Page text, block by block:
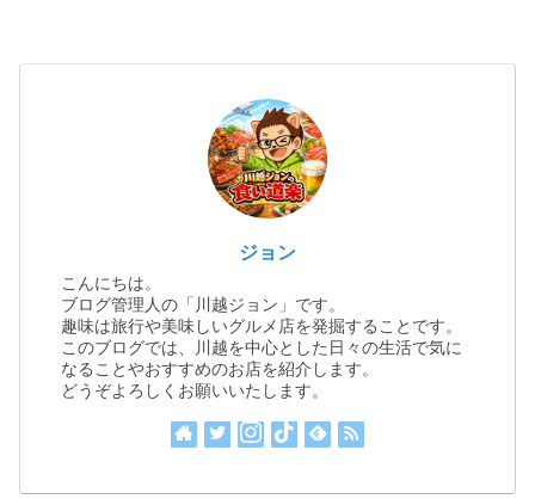
ジョン
こんにちは。
ブログ管理人の「川越ジョン」です。
趣味は旅行や美味しいグルメ店を発掘することです。
このブログでは、川越を中心とした日々の生活で気に
なることやおすすめのお店を紹介します。
どうぞよろしくお願いいたします。